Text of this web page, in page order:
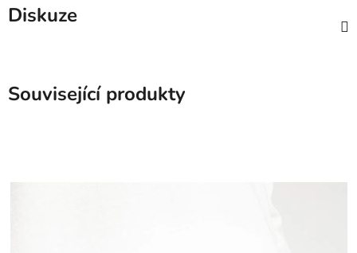
Diskuze
Související produkty